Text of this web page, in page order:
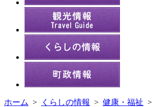
ホーム > くらしの情報 > 健康・福祉 >